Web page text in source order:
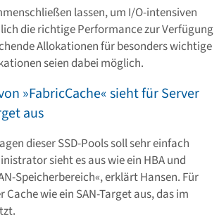
lassen, um I/O-intensiven
die richtige Performance zur Verfügung
Allokationen für besonders wichtige
seien dabei möglich.
»FabricCache« sieht für Server
aus
dieser SSD-Pools soll sehr einfach
sieht es aus wie ein HBA und
Speicherbereich«, erklärt Hansen. Für
Cache wie ein SAN-Target aus, das im